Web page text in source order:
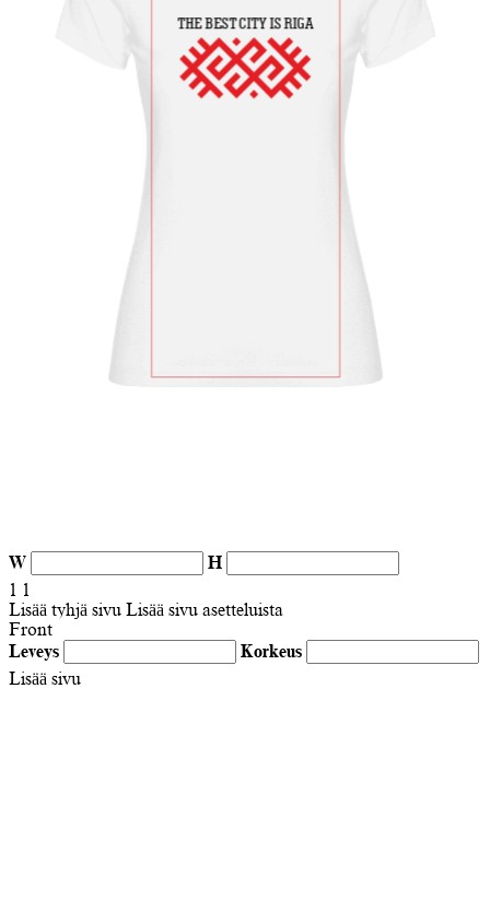
W
H
1 1
Lisää tyhjä sivu Lisää sivu asetteluista
Front
Leveys
Korkeus
Lisää sivu